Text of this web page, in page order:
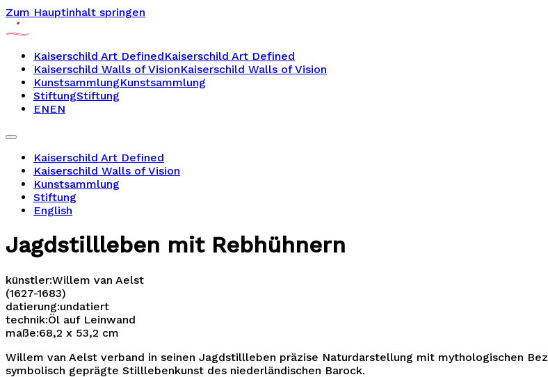
Zum Hauptinhalt springen
Kaiserschild Art DefinedKaiserschild Art Defined
Kaiserschild Walls of VisionKaiserschild Walls of Vision
KunstsammlungKunstsammlung
StiftungStiftung
ENEN
Kaiserschild Art Defined
Kaiserschild Walls of Vision
Kunstsammlung
Stiftung
English
Jagdstillleben mit Rebhühnern
künstler:Willem van Aelst
(1627-1683)
datierung:undatiert
technik:Öl auf Leinwand
maße:68,2 x 53,2 cm
Willem van Aelst verband in seinen Jagdstillleben präzise Naturdarstellung mit mythologischen
symbolisch geprägte Stilllebenkunst des niederländischen Barock.